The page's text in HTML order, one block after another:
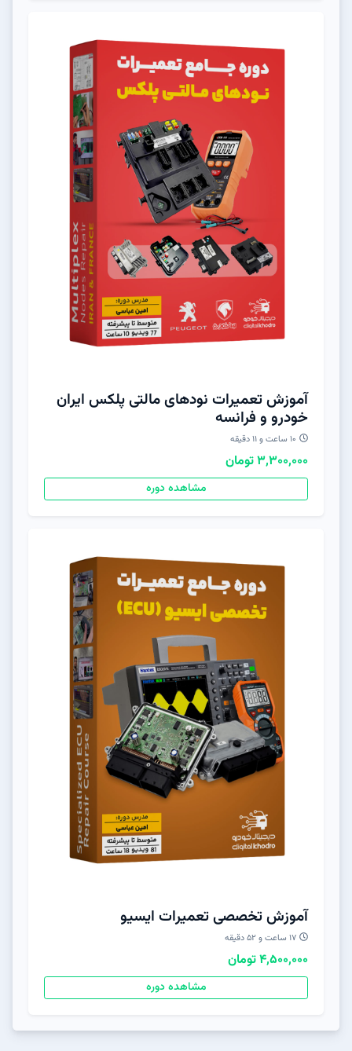
آموزش تعمیرات نودهای مالتی پلکس ایران
خودرو و‌ فرانسه
10 ساعت و 11 دقیقه
3,300,000 تومان
مشاهده دوره
آموزش تخصصی تعمیرات ایسیو
17 ساعت و 52 دقیقه
4,500,000 تومان
مشاهده دوره